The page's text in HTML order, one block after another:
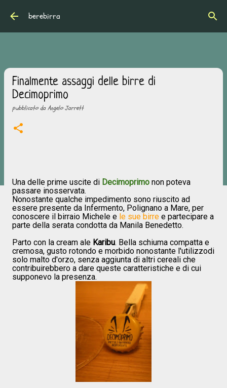
berebirra
Finalmente assaggi delle birre di
Decimoprimo
pubblicato daAngelo Jarrett
Una delle prime uscite di Decimoprimo non poteva
passare inosservata.
Nonostante qualche impedimento sono riuscito ad
essere presente da Infermento, Polignano a Mare, per
conoscere il birraio Michele e le sue birre e partecipare a
parte della serata condotta da Manila Benedetto.
Parto con la cream ale Karibu. Bella schiuma compatta e
cremosa, gusto rotondo e morbido nonostante l'utilizzodi
solo malto d'orzo, senza aggiunta di altri cereali che
contribuirebbero a dare queste caratteristiche e di cui
supponevo la presenza.